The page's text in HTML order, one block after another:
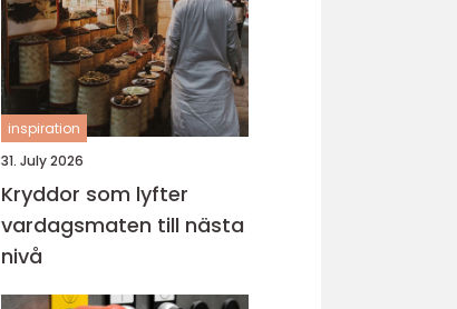
inspiration
31. July 2026
Kryddor som lyfter
vardagsmaten till nästa
nivå